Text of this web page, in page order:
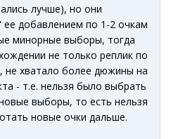
лучше), но они
ее добавлением по 1-2 очкам
минорные выборы, тогда
не только реплик по
не хватало более дюжины на
- т.е. нельзя было выбрать
выборы, то есть нельзя
новые очки дальше.